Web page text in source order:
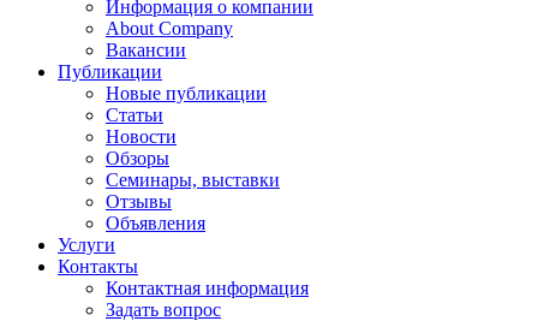
Информация о компании
About Company
Вакансии
Публикации
Новые публикации
Статьи
Новости
Обзоры
Семинары, выставки
Отзывы
Объявления
Услуги
Контакты
Контактная информация
Задать вопрос